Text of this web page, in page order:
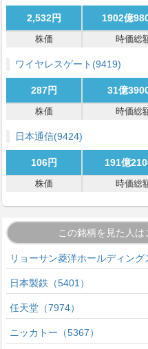
2,532円 1902億
株価 時価総
ワイヤレスゲート (9419)
287円 31億
株価 時価総
日本通信(9424)
106円 191億
株価 時価総
この銘柄を見た人
リョーサン菱洋ホールディング
日本製鉄（5401）
任天堂（7974）
ニッカトー（5367）